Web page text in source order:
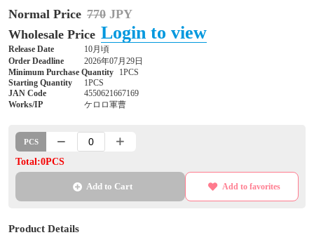
Normal Price 770 JPY
Wholesale Price Login to view
Release Date
10月頃
Order Deadline
2026年07月29日
Minimum Purchase Quantity
1PCS
Starting Quantity
1PCS
JAN Code
4550621667169
Works/IP
ケロロ軍曹
PCS
Total:0PCS
Add to Cart Add to favorites
Product Details